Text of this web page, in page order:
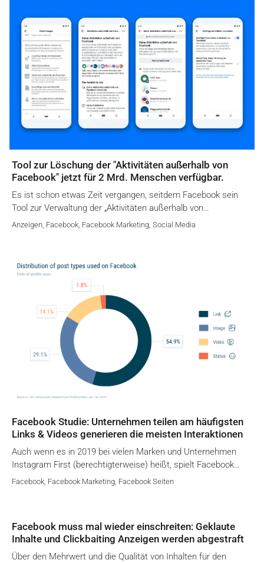
Tool zur Löschung der "Aktivitäten außerhalb von
Facebook" jetzt für 2 Mrd. Menschen verfügbar.
Es ist schon etwas Zeit vergangen, seitdem Facebook sein
Tool zur Verwaltung der „Aktivitäten außerhalb von…
Anzeigen Facebook Facebook Marketing Social Media
Facebook Studie: Unternehmen teilen am häufigsten
Links & Videos generieren die meisten Interaktionen
Auch wenn es in 2019 bei vielen Marken und Unternehmen
Instagram First (berechtigterweise) heißt, spielt Facebook…
Facebook, Facebook Marketing, Facebook Seiten
Facebook muss mal wieder einschreiten: Geklaute
Inhalte und Clickbaiting Anzeigen werden abgestraft
Über den Mehrwert und die Qualität von Inhalten für den